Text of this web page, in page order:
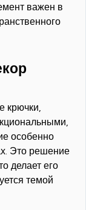
важен в
крючки,
особенно
Это решение
делает его
темой